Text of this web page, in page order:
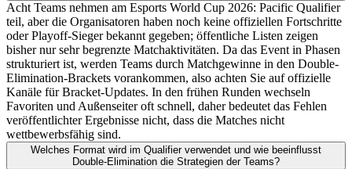
Acht Teams nehmen am Esports World Cup 2026: Pacific Qualifier
teil, aber die Organisatoren haben noch keine offiziellen Fortschritte
oder Playoff-Sieger bekannt gegeben; öffentliche Listen zeigen
bisher nur sehr begrenzte Matchaktivitäten. Da das Event in Phasen
strukturiert ist, werden Teams durch Matchgewinne in den Double-
Elimination-Brackets vorankommen, also achten Sie auf offizielle
Kanäle für Bracket-Updates. In den frühen Runden wechseln
Favoriten und Außenseiter oft schnell, daher bedeutet das Fehlen
veröffentlichter Ergebnisse nicht, dass die Matches nicht
wettbewerbsfähig sind.
Welches Format wird im Qualifier verwendet und wie beeinflusst
Double-Elimination die Strategien der Teams?